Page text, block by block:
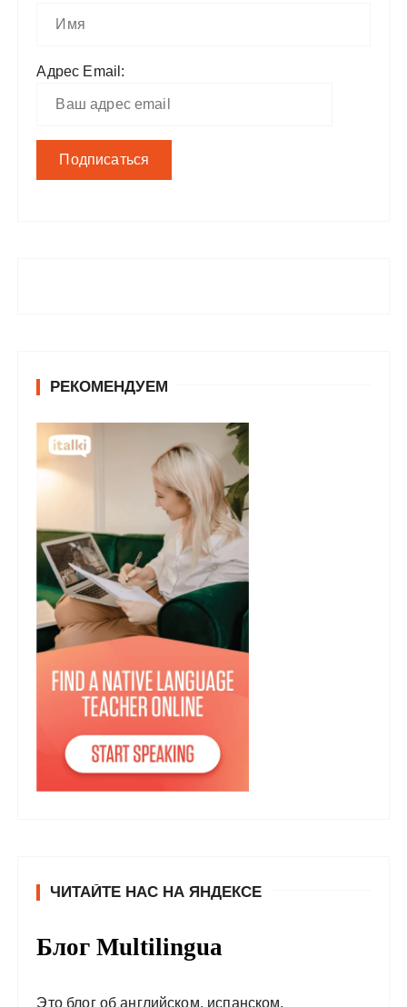
Адрес Email:
РЕКОМЕНДУЕМ
ЧИТАЙТЕ НАС НА ЯНДЕКСЕ
Блог Multilingua
Это блог об английском, испанском,